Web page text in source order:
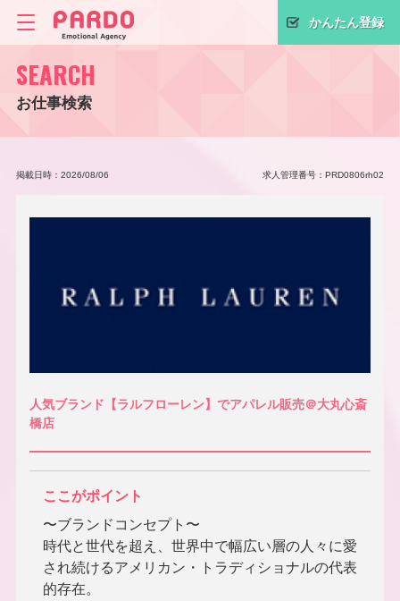
かんたん登録
SEARCH
お仕事検索
掲載日時：2026/08/06 求人管理番号：PRD0806rh02
人気ブランド【ラルフローレン】でアパレル販売＠大丸心斎
橋店
ここがポイント
〜ブランドコンセプト〜
時代と世代を超え、世界中で幅広い層の人々に愛
され続けるアメリカン・トラディショナルの代表
的存在。